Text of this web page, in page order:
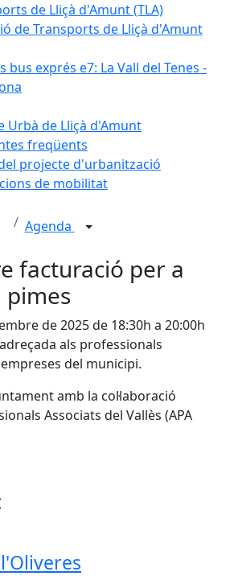
de Lliçà d'Amunt (TLA)
de Transports de Lliçà d'Amunt
bus exprés e7: La Vall del Tenes -
Urbà de Lliçà d'Amunt
freqüents
projecte d'urbanització
de mobilitat
Agenda
facturació per a
pimes
de 2025 de 18:30h a 20:00h
als professionals
del municipi.
amb la col·laboració
Associats del Vallès (APA